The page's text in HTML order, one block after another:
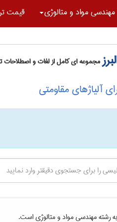
مواد و متالوژی قیمت
مجموعه ای کامل از لغات و
آلیاژهای مقاومتی
رشتهمهندسی مواد و متالوژیاست.